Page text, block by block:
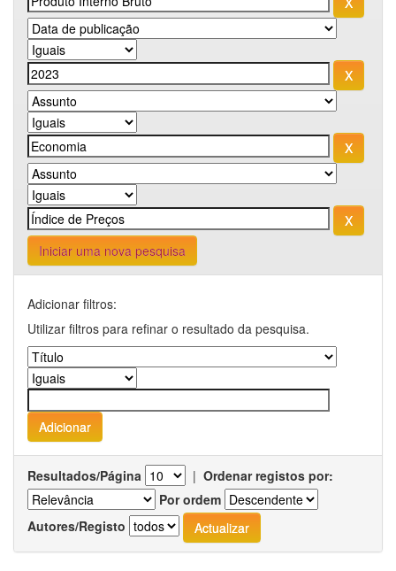
Iniciar uma nova pesquisa
Adicionar filtros:
Utilizar filtros para refinar o resultado da pesquisa.
Resultados/Página | Ordenar registos por:
Por ordem
Autores/Registo